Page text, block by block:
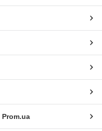
Prom.ua